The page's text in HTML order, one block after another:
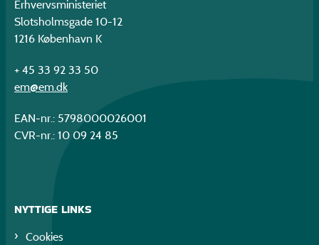
Erhvervsministeriet
Slotsholmsgade 10-12
1216 København K
+ 45 33 92 33 50
em@em.dk
EAN-nr.: 5798000026001
CVR-nr.: 10 09 24 85
NYTTIGE LINKS
Cookies